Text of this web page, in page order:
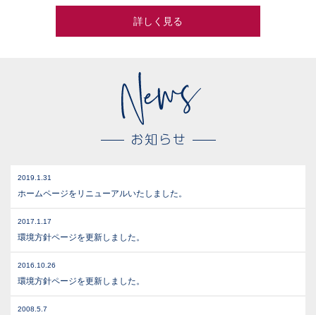
詳しく見る
2019.1.31
ホームページをリニューアルいたしました。
2017.1.17
環境方針ページを更新しました。
2016.10.26
環境方針ページを更新しました。
2008.5.7